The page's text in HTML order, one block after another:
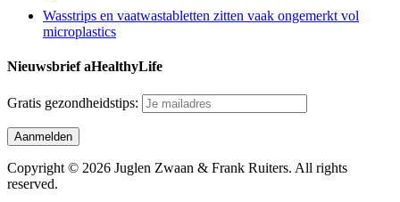
Wasstrips en vaatwastabletten zitten vaak ongemerkt vol
microplastics
Nieuwsbrief aHealthyLife
Gratis gezondheidstips:
Copyright © 2026 Juglen Zwaan & Frank Ruiters. All rights
reserved.